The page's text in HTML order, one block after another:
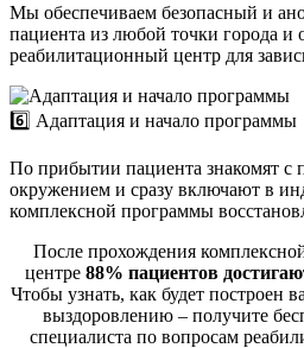
Мы обеспечиваем безопасный и
пациента из любой точки города и
реабилитационный центр для
6️⃣ Адаптация и начало программы
По прибытии пациента знакомят с
окружением и сразу включают в
комплексной программы
После прохождения
центре 88% пациентов
Чтобы узнать, как будет построен
выздоровлению – получите
специалиста по вопросам